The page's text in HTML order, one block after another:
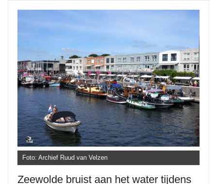
Foto: Archief Ruud van Velzen
Zeewolde bruist aan het water tijdens